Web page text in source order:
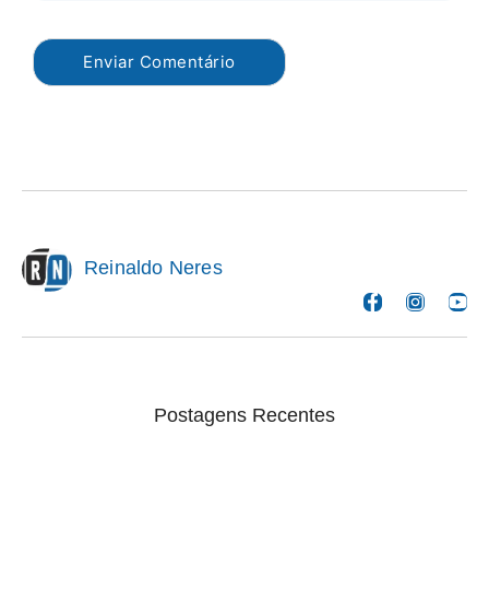
Reinaldo Neres
Postagens Recentes